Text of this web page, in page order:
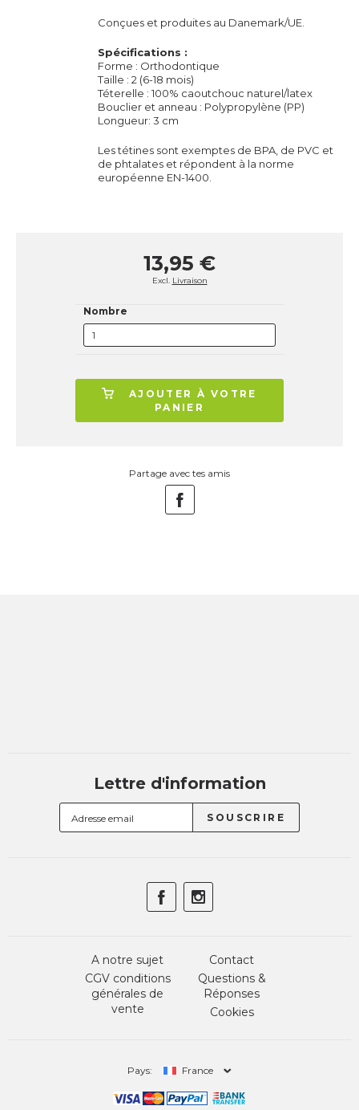
Conçues et produites au Danemark/UE.
Spécifications :
Forme : Orthodontique
Taille : 2 (6-18 mois)
Téterelle : 100% caoutchouc naturel/latex
Bouclier et anneau : Polypropylène (PP)
Longueur: 3 cm
Lestétines sont exemptes de BPA, de PVC et
de phtalates et répondent à la norme
européenne EN-1400.
13,95 €
Excl. Livraison
Nombre
AJOUTER À VOTRE
PANIER
Partage avec tes amis
Lettre d'information
A notre sujet
CGV conditions
générales de
vente
Contact
Questions &
Réponses
Cookies
Pays: France